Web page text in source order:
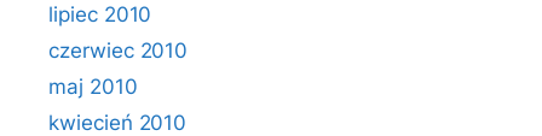
lipiec 2010
czerwiec 2010
maj 2010
kwiecień 2010